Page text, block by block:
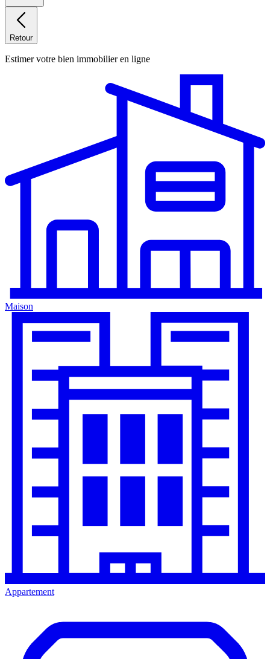
Retour
Estimer votre bien immobilier en ligne
Maison
Appartement